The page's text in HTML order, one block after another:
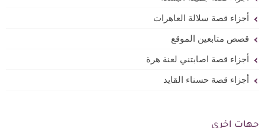
أجزاء قصة سلالة العاهرات
قصص متابعين الموقع
أجزاء قصة اصابتني لعنة هرة
أجزاء قصة حسناء القايد
جهات اخرى